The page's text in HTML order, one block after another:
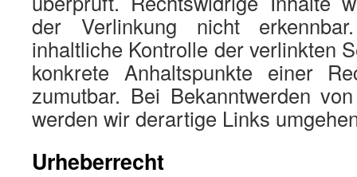
der Verlinkung nicht
inhaltliche Kontrolle der verlinkten
konkrete Anhaltspunkte einer
zumutbar. Bei Bekanntwerden
werden wir derartige Links
Urheberrecht